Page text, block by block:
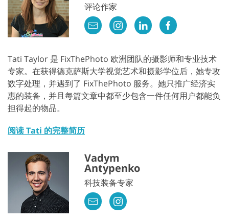
评论作家
Tati Taylor 是 FixThePhoto 欧洲团队的摄影师和专业技术
专家。在获得德克萨斯大学视觉艺术和摄影学位后，她专攻
数字处理，并遇到了 FixThePhoto 服务。她只推广经济实
惠的装备，并且每篇文章中都至少包含一件任何用户都能负
担得起的物品。
阅读 Tati 的完整简历
Vadym
Antypenko
科技装备专家